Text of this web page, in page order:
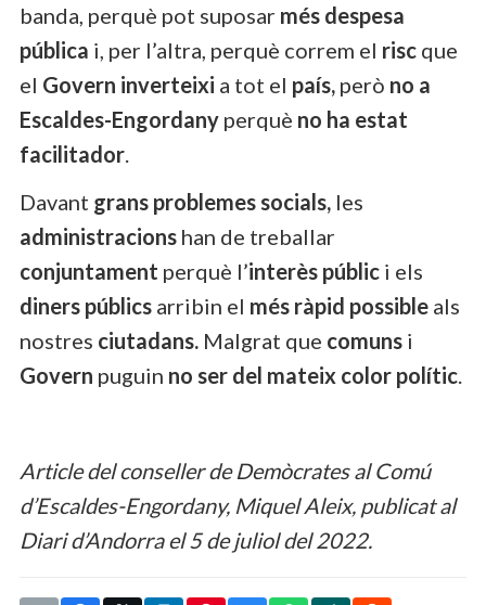
banda, perquè pot suposar més despesa
pública i, per l’altra, perquè correm el risc que
el Govern inverteixi a tot el país, però no a
Escaldes-Engordany perquè no ha estat
facilitador.
Davant grans problemes socials, les
administracions han de treballar
conjuntament perquè l’interès públic i els
diners públics arribin el més ràpid possible als
nostres ciutadans. Malgrat que comuns i
Govern puguin no ser del mateix color polític.
Article del conseller de Demòcrates al Comú
d’Escaldes-Engordany, Miquel Aleix, publicat al
Diari d’Andorra el 5 de juliol del 2022.